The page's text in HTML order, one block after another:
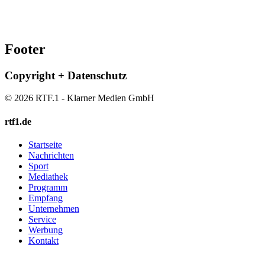
Footer
Copyright + Datenschutz
© 2026 RTF.1 - Klarner Medien GmbH
rtf1.de
Startseite
Nachrichten
Sport
Mediathek
Programm
Empfang
Unternehmen
Service
Werbung
Kontakt